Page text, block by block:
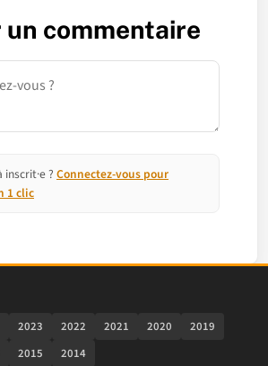
un commentaire
? Connectez-vous pour
1 clic
2023 2022 2021 2020
2019
2015 2014